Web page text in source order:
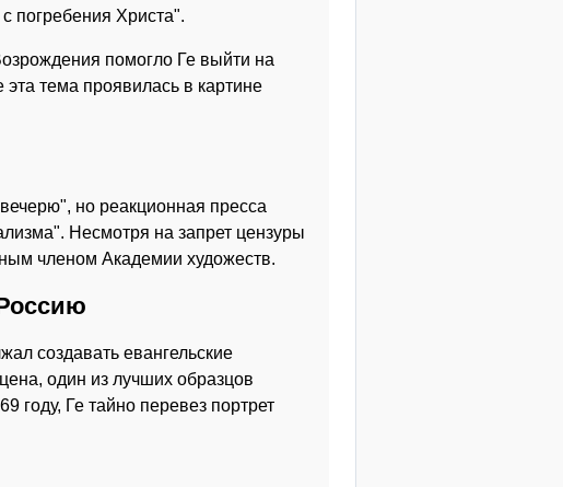
погребения Христа".
помогло Ге выйти на
тема проявилась в картине
но реакционная пресса
Несмотря на запрет цензуры
членом Академии художеств.
создавать евангельские
один из лучших образцов
году, Ге тайно перевез портрет